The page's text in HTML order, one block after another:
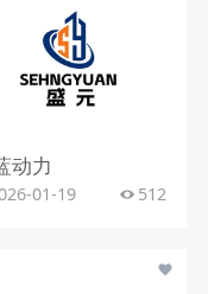
动力
01-19 512